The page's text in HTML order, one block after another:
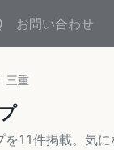
お問い合わせ
三重
11件掲載。気